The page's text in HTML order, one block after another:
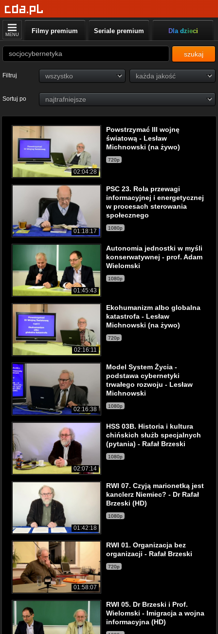
MENU Filmy premium Seriale premium Dla dzieci
szukaj
Filtruj
Sortuj po
02:04:28
Powstrzymać III wojnę
światową - Lesław
Michnowski (na żywo)
720p
01:18:17
PSC 23. Rola przewagi
informacyjnej i energetycznej
w procesach sterowania
społecznego
1080p
01:45:43
Autonomia jednostki w myśli
konserwatywnej - prof. Adam
Wielomski
1080p
02:16:11
Ekohumanizm albo globalna
katastrofa - Lesław
Michnowski (na żywo)
720p
02:16:38
Model System Życia -
podstawa cybernetyki
trwałego rozwoju - Lesław
Michnowski
1080p
02:07:14
HSS 03B. Historia i kultura
chińskich służb specjalnych
(pytania) - Rafał Brzeski
1080p
01:42:18
RWI 07. Czyją marionetką jest
kanclerz Niemiec? - Dr Rafał
Brzeski (HD)
1080p
01:58:07
RWI 01. Organizacja bez
organizacji - Rafał Brzeski
720p
RWI 05. Dr Brzeski i Prof.
Wielomski - Imigracja a wojna
informacyjna (HD)